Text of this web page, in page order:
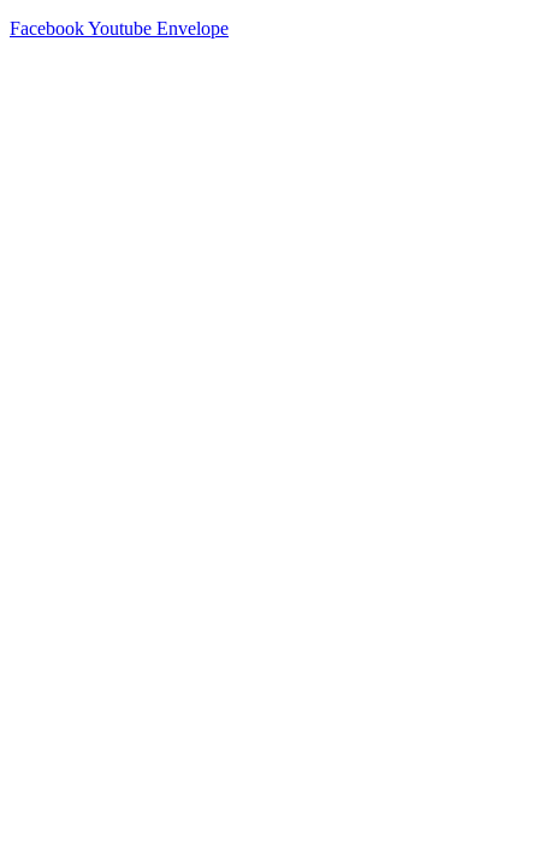
FacebookYoutube Envelope